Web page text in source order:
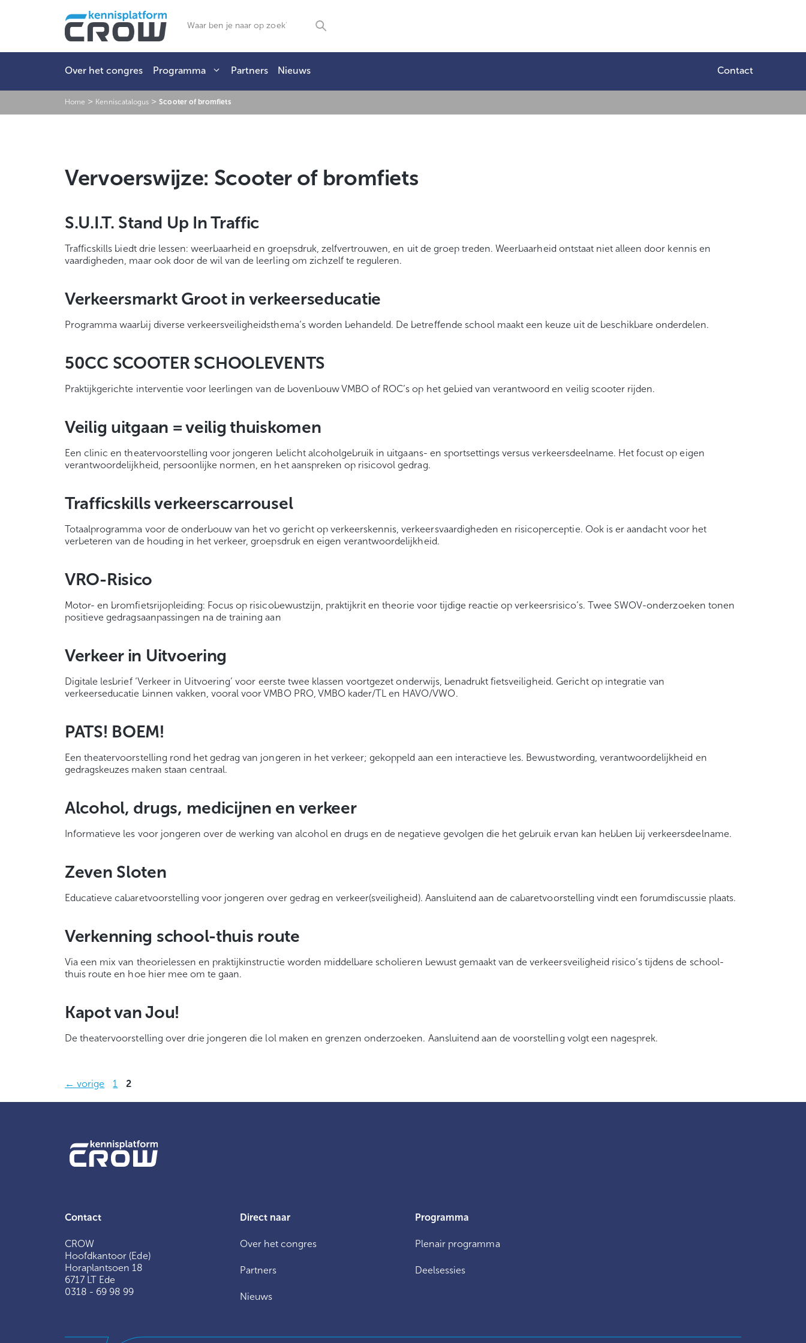
Zoeken
Over het congres Programma Partners Nieuws Contact
Home > Kenniscatalogus >Scooter of bromfiets
Vervoerswijze: Scooter of bromfiets
S.U.I.T. Stand Up In Traffic
Trafficskills biedt drie lessen: weerbaarheid en groepsdruk, zelfvertrouwen, en uit de groep treden. Weerbaarheid ontstaat niet alleen door kennis en
vaardigheden, maar ook door de wil van de leerling om zichzelf te reguleren.
Verkeersmarkt Groot in verkeerseducatie
Programma waarbij diverse verkeersveiligheidsthema’s worden behandeld. De betreffende school maakt een keuze uit de beschikbare onderdelen.
50CC SCOOTER SCHOOLEVENTS
Praktijkgerichte interventie voor leerlingen van de bovenbouw VMBO of ROC’s op het gebied van verantwoord en veilig scooter rijden.
Veilig uitgaan = veilig thuiskomen
Een clinic en theatervoorstelling voor jongeren belicht alcoholgebruik in uitgaans- en sportsettings versus verkeersdeelname. Het focust op eigen
verantwoordelijkheid, persoonlijke normen, en het aanspreken op risicovol gedrag.
Trafficskills verkeerscarrousel
Totaalprogramma voor de onderbouw van het vo gericht op verkeerskennis, verkeersvaardigheden en risicoperceptie. Ook is er aandacht voor het
verbeteren van de houding in het verkeer, groepsdruk en eigen verantwoordelijkheid.
VRO-Risico
Motor- en bromfietsrijopleiding: Focus op risicobewustzijn, praktijkrit en theorie voor tijdige reactie op verkeersrisico’s. Twee SWOV-onderzoeken tonen
positieve gedragsaanpassingen na de training aan
Verkeer in Uitvoering
Digitale lesbrief ‘Verkeer in Uitvoering’ voor eerste twee klassen voortgezet onderwijs, benadrukt fietsveiligheid. Gericht op integratie van
verkeerseducatie binnen vakken, vooral voor VMBO PRO, VMBO kader/TL en HAVO/VWO.
PATS! BOEM!
Een theatervoorstelling rond het gedrag van jongeren in het verkeer; gekoppeld aan een interactieve les. Bewustwording, verantwoordelijkheid en
gedragskeuzes maken staan centraal.
Alcohol, drugs, medicijnen en verkeer
Informatieve les voor jongeren over de werking van alcohol en drugs en de negatieve gevolgen die het gebruik ervan kan hebben bij verkeersdeelname.
Zeven Sloten
Educatieve cabaretvoorstelling voor jongeren over gedrag en verkeer(sveiligheid). Aansluitend aan de cabaretvoorstelling vindt een forumdiscussie plaats.
Verkenning school-thuis route
Via een mix van theorielessen en praktijkinstructie worden middelbare scholieren bewust gemaakt van de verkeersveiligheid risico’s tijdens de school-
thuis route en hoe hier mee om te gaan.
Kapot van Jou!
De theatervoorstelling over drie jongeren die lol maken en grenzen onderzoeken. Aansluitend aan de voorstelling volgt een nagesprek.
← vorige Pagina
1 Pagina
2
Contact
CROW
Hoofdkantoor (Ede)
Horaplantsoen 18
6717 LT Ede
0318 - 69 98 99
Direct naar
Over het congres
Partners
Nieuws
Programma
Plenair programma
Deelsessies